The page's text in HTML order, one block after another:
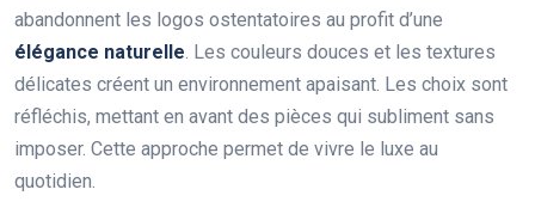
abandonnent les logos ostentatoires au profit d’une
élégance naturelle. Les couleurs douces et les textures
délicates créent un environnement apaisant. Les choix sont
réfléchis, mettant en avant des pièces qui subliment sans
imposer. Cette approche permet de vivre le luxe au
quotidien.